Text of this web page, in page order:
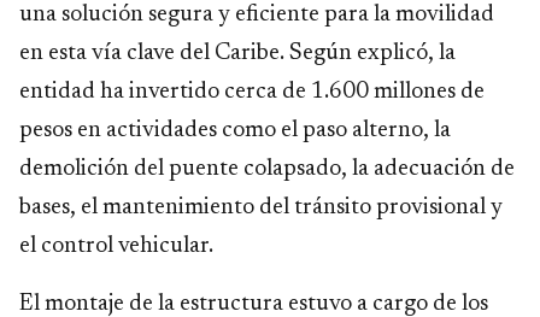
una solución segura y eficiente para la movilidad
en esta vía clave del Caribe. Según explicó, la
entidad ha invertido cerca de 1.600 millones de
pesos en actividades como el paso alterno, la
demolición del puente colapsado, la adecuación de
bases, el mantenimiento del tránsito provisional y
el control vehicular.
El montaje de la estructura estuvo a cargo de los